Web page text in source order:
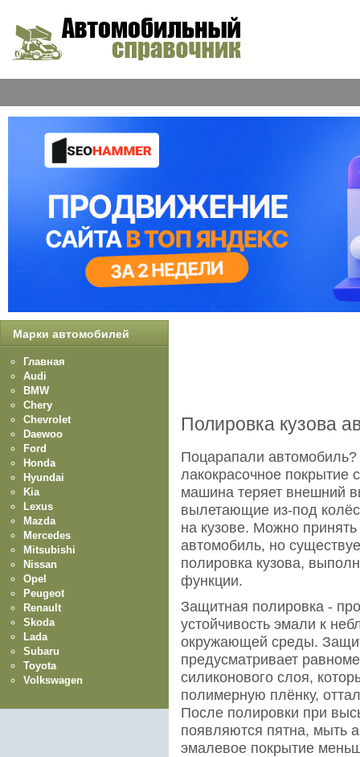
Полировка кузова
Поцарапали автомобиль?
лакокрасочное покрытие
машина теряет внешний
вылетающие из-под
на кузове. Можно
автомобиль, но
полировка кузова,
функции.
Защитная полировка -
устойчивость эмали к
окружающей среды.
предусматривает
силиконового слоя,
полимерную плёнку,
После полировки при
появляются пятна, мыть
эмалевое покрытие
Марки автомобилей
Главная
Audi
BMW
Chery
Chevrolet
Daewoo
Ford
Honda
Hyundai
Kia
Lexus
Mazda
Mercedes
Mitsubishi
Nissan
Opel
Peugeot
Renault
Skoda
Lada
Subaru
Toyota
Volkswagen